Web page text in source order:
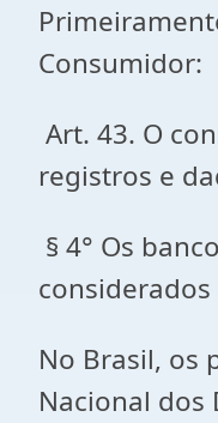
Consumidor:
Art. 43. O
registros e
§ 4° Os
No Brasil, os
Nacional dos